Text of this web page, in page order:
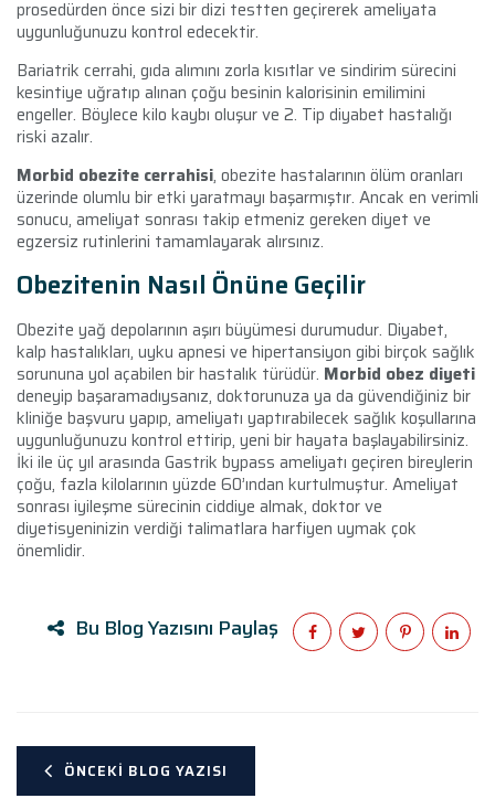
prosedürden önce sizi bir dizi testten geçirerek ameliyata
uygunluğunuzu kontrol edecektir.
Bariatrik cerrahi, gıda alımını zorla kısıtlar ve sindirim sürecini
kesintiye uğratıp alınan çoğu besinin kalorisinin emilimini
engeller. Böylece kilo kaybı oluşur ve 2. Tip diyabet hastalığı
riski azalır.
Morbid obezite cerrahisi, obezite hastalarının ölüm oranları
üzerinde olumlu bir etki yaratmayı başarmıştır. Ancak en verimli
sonucu, ameliyat sonrası takip etmeniz gereken diyet ve
egzersiz rutinlerini tamamlayarak alırsınız.
Obezitenin Nasıl Önüne Geçilir
Obezite yağ depolarının aşırı büyümesi durumudur. Diyabet,
kalp hastalıkları, uyku apnesi ve hipertansiyon gibi birçok sağlık
sorununa yol açabilen bir hastalık türüdür. Morbid obez diyeti
deneyip başaramadıysanız, doktorunuza ya da güvendiğiniz bir
kliniğe başvuru yapıp, ameliyatı yaptırabilecek sağlık koşullarına
uygunluğunuzu kontrol ettirip, yeni bir hayata başlayabilirsiniz.
İki ile üç yıl arasında Gastrik bypass ameliyatı geçiren bireylerin
çoğu, fazla kilolarının yüzde 60’ından kurtulmuştur. Ameliyat
sonrası iyileşme sürecinin ciddiye almak, doktor ve
diyetisyeninizin verdiği talimatlara harfiyen uymak çok
önemlidir.
Bu Blog Yazısını Paylaş
ÖNCEKI BLOG YAZISI